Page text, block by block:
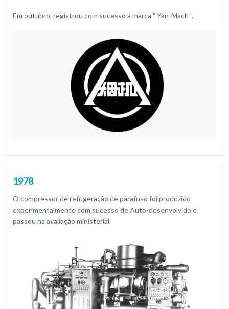
Em outubro, registrou com sucesso a marca " Yan-Mach ".
1978
O compressor de refrigeração de parafuso foi produzido
experimentalmente com sucesso de Auto-desenvolvido e
passou na avaliação ministerial.